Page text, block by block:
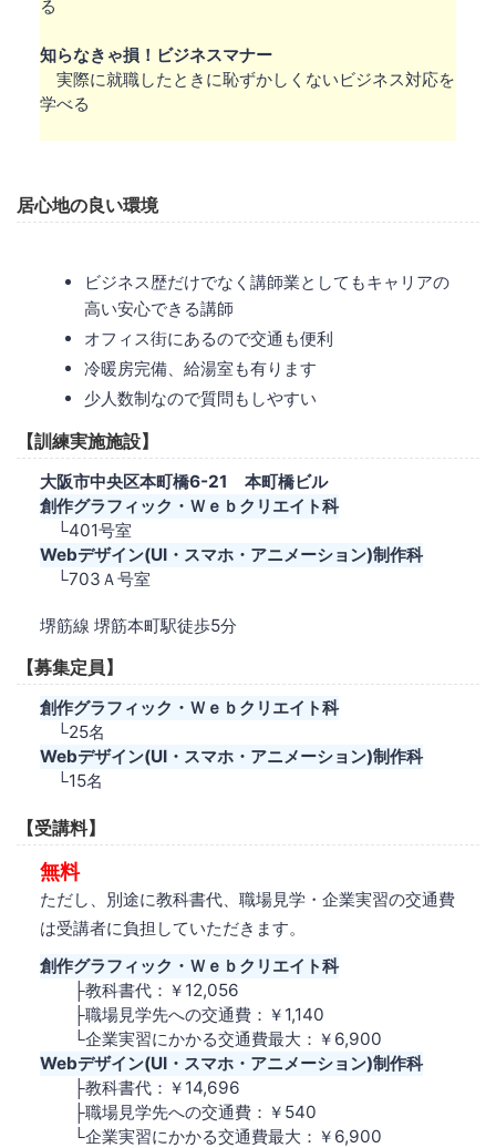
る
知らなきゃ損！ビジネスマナー
実際に就職したときに恥ずかしくないビジネス対応を
学べる
居心地の良い環境
ビジネス歴だけでなく講師業としてもキャリアの
高い安心できる講師
オフィス街にあるので交通も便利
冷暖房完備、給湯室も有ります
少人数制なので質問もしやすい
【訓練実施施設】
大阪市中央区本町橋6-21 本町橋ビル
創作グラフィック・Ｗｅｂクリエイト科
└401号室
Webデザイン(UI・スマホ・アニメーション)制作科
└703Ａ号室
堺筋線 堺筋本町駅徒歩5分
【募集定員】
創作グラフィック・Ｗｅｂクリエイト科
└25名
Webデザイン(UI・スマホ・アニメーション)制作科
└15名
【受講料】
無料
ただし、別途に教科書代、職場見学・企業実習の交通費
は受講者に負担していただきます。
創作グラフィック・Ｗｅｂクリエイト科
├教科書代：￥12,056
├職場見学先への交通費：￥1,140
└企業実習にかかる交通費最大：￥6,900
Webデザイン(UI・スマホ・アニメーション)制作科
├教科書代：￥14,696
├職場見学先への交通費：￥540
└企業実習にかかる交通費最大：￥6,900